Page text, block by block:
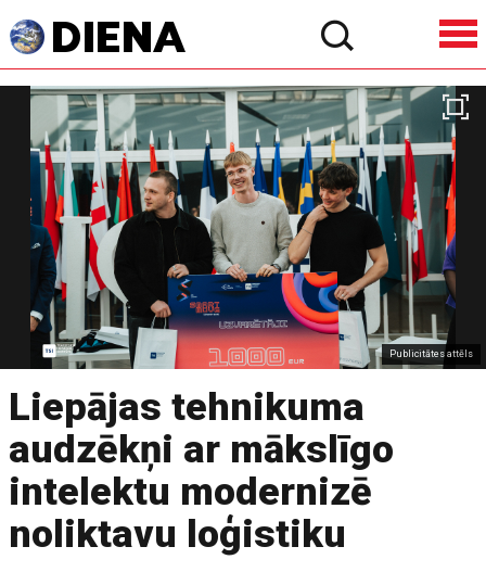
Publicitātes attēls
Liepājas tehnikuma
audzēkņi ar mākslīgo
intelektu modernizē
noliktavu loģistiku